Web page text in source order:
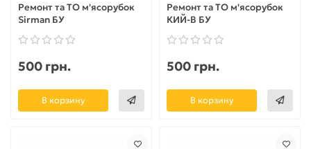
Ремонт та ТО м'ясорубок
Sirman БУ
500 грн.
В корзину
Ремонт та ТО м'ясорубок
КИЙ-В БУ
500 грн.
В корзину